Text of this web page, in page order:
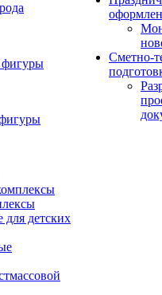
фигуры
для детских
Сметно-